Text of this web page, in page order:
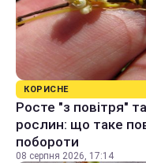
КОРИСНЕ
Росте "з повітря"
рослин: що таке
побороти
08 серпня 2026, 17:14